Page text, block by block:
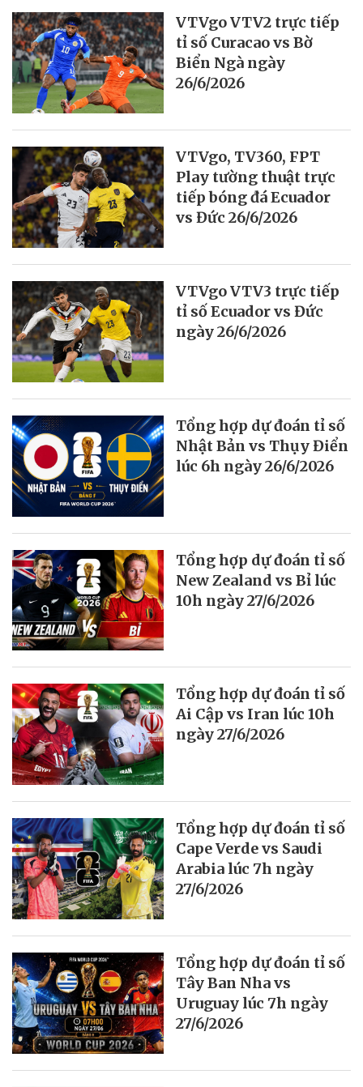
VTVgo VTV2 trực tiếp
tỉ số Curacao vs Bờ
Biển Ngà ngày
26/6/2026
VTVgo, TV360, FPT
Play tường thuật trực
tiếp bóng đá Ecuador
vs Đức 26/6/2026
VTVgo VTV3 trực tiếp
tỉ số Ecuador vs Đức
ngày 26/6/2026
Tổng hợp dự đoán tỉ số
Nhật Bản vs Thụy Điển
lúc 6h ngày 26/6/2026
Tổng hợp dự đoán tỉ số
New Zealand vs Bỉ lúc
10h ngày 27/6/2026
Tổng hợp dự đoán tỉ số
Ai Cập vs Iran lúc 10h
ngày 27/6/2026
Tổng hợp dự đoán tỉ số
Cape Verde vs Saudi
Arabia lúc 7h ngày
27/6/2026
Tổng hợp dự đoán tỉ số
Tây Ban Nha vs
Uruguay lúc 7h ngày
27/6/2026